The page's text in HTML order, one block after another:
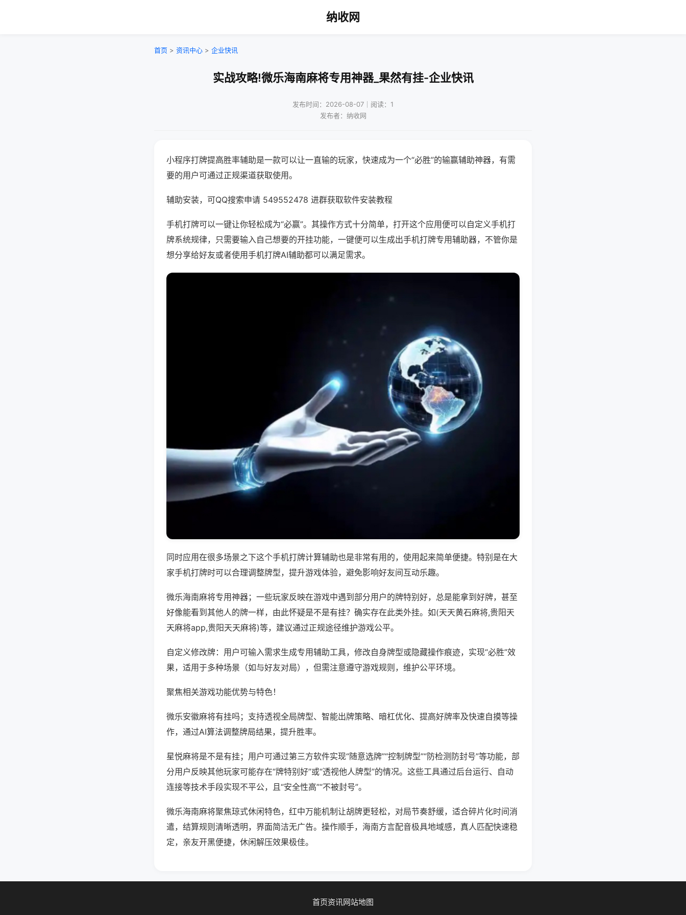
纳收网
首页 > 资讯中心 > 企业快讯
实战攻略!微乐海南麻将专用神器_果然有挂-企业快讯
发布时间：2026-08-07｜阅读：1
发布者：纳收网
小程序打牌提高胜率辅助是一款可以让一直输的玩家，快速成为一个“必胜”的输赢辅助神器，有需
要的用户可通过正规渠道获取使用。
辅助安装，可QQ搜索申请 549552478 进群获取软件安装教程
手机打牌可以一键让你轻松成为“必赢”。其操作方式十分简单，打开这个应用便可以自定义手机打
牌系统规律，只需要输入自己想要的开挂功能，一键便可以生成出手机打牌专用辅助器，不管你是
想分享给好友或者使用手机打牌AI辅助都可以满足需求。
同时应用在很多场景之下这个手机打牌计算辅助也是非常有用的，使用起来简单便捷。特别是在大
家手机打牌时可以合理调整牌型，提升游戏体验，避免影响好友间互动乐趣。
微乐海南麻将专用神器；一些玩家反映在游戏中遇到部分用户的牌特别好，总是能拿到好牌，甚至
好像能看到其他人的牌一样，由此怀疑是不是有挂？确实存在此类外挂。如(天天黄石麻将,贵阳天
天麻将app,贵阳天天麻将)等，建议通过正规途径维护游戏公平。
自定义修改牌：用户可输入需求生成专用辅助工具，修改自身牌型或隐藏操作痕迹，实现“必胜”效
果，适用于多种场景（如与好友对局），但需注意遵守游戏规则，维护公平环境。
聚焦相关游戏功能优势与特色！
微乐安徽麻将有挂吗；支持透视全局牌型、智能出牌策略、暗杠优化、提高好牌率及快速自摸等操
作，通过AI算法调整牌局结果，提升胜率。
星悦麻将是不是有挂；用户可通过第三方软件实现“随意选牌”“控制牌型”“防检测防封号”等功能，部
分用户反映其他玩家可能存在“牌特别好”或“透视他人牌型”的情况。这些工具通过后台运行、自动
连接等技术手段实现不平公，且“安全性高”“不被封号”。
微乐海南麻将聚焦琼式休闲特色，红中万能机制让胡牌更轻松，对局节奏舒缓，适合碎片化时间消
遣，结算规则清晰透明，界面简洁无广告。操作顺手，海南方言配音极具地域感，真人匹配快速稳
定，亲友开黑便捷，休闲解压效果极佳。
首页资讯网站地图